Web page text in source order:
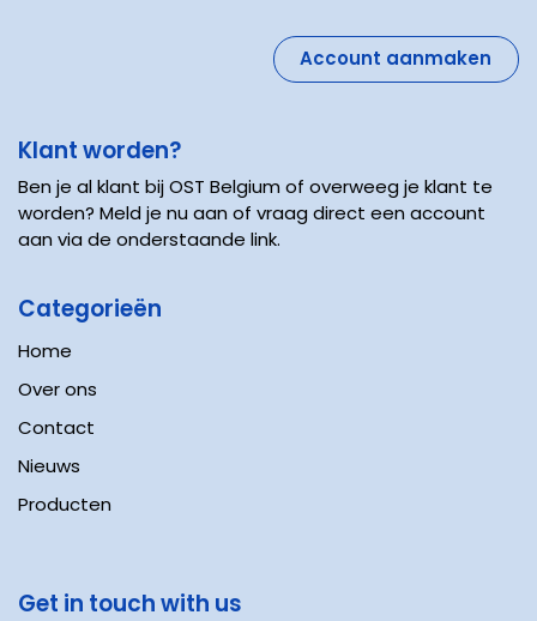
Account aanmaken
Klant worden?
Ben je al klant bij OST Belgium of overweeg je klant te
worden? Meld je nu aan of vraag direct een account
aan via de onderstaande link.
Categorieën
Home
Over ons
Contact
Nieuws
Producten
Get in touch with us